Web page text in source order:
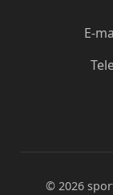
E-
© 2026